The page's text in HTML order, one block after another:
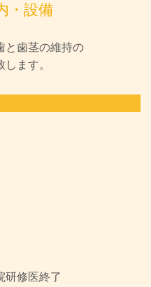
・設備
と歯茎の維持の
ます。
研修医終了